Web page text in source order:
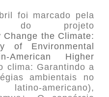
foi marcado pela
do projeto
Change the Climate:
of Environmental
American Higher
clima: Garantindo a
ambientais no
americano),